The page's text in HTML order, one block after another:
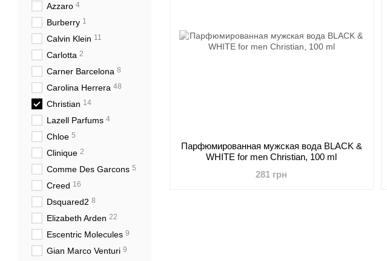
Парфюмированная мужская вода BLACK &
WHITE for men Christian, 100 ml
281 грн
Azzaro 4
Burberry 1
Calvin Klein 11
Carlotta 2
Carner Barcelona 8
Carolina Herrera 48
Christian 14
Lazell Parfums 4
Chloe 5
Clinique 2
Comme Des Garcons 5
Creed 16
Dsquared2 8
Elizabeth Arden 22
Escentric Molecules 9
Gian Marco Venturi 9